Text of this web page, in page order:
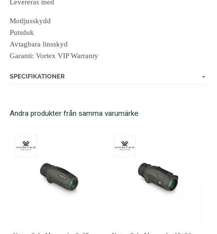
Levereras med
Motljusskydd
Putsduk
Avtagbara linsskyd
Garanti: Vortex VIP Warranty
SPECIFIKATIONER
Andra produkter från samma varumärke